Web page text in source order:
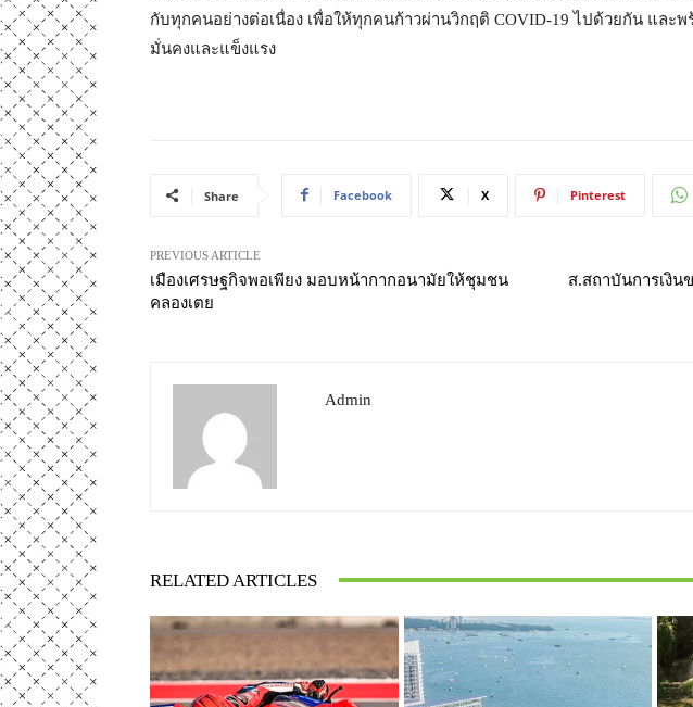
กับทุกคนอย่างต่อเนื่อง เพื่อให้ทุกคนก้าวผ่านวิกฤติ COVID-19 ไปด้วยกัน และ
มั่นคงและแข็งแรง
Share Facebook X Pinterest
PREVIOUS ARTICLE
เมืองเศรษฐกิจพอเพียง มอบหน้ากากอนามัยให้ชุมชน
คลองเตย
ส.สถาบันการเงิน
Admin
RELATED ARTICLES